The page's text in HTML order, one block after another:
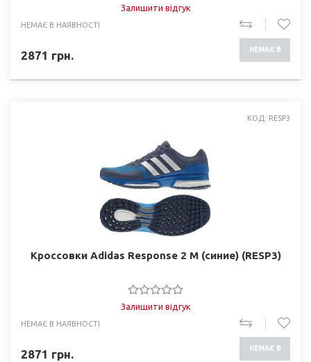
Залишити відгук
НЕМАЄ В НАЯВНОСТІ
2871 грн. НЕМАЄ В
КОД: RESP3
Кроссовки Adidas Response 2 M (синие) (RESP3)
Залишити відгук
НЕМАЄ В НАЯВНОСТІ
2871 грн. НЕМАЄ В